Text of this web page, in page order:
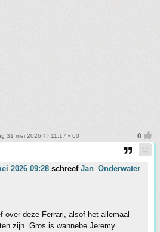
31 mei 2026 @ 11:17 • 60
2026 09:28 schreef Jan_Onderwater
over deze Ferrari, alsof het allemaal
zijn. Gros is wannebe Jeremy